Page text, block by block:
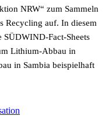
NRW“ zum Sammeln
Recycling auf. In diesem
SÜDWIND-Fact-Sheets
Lithium-Abbau in
in Sambia beispielhaft